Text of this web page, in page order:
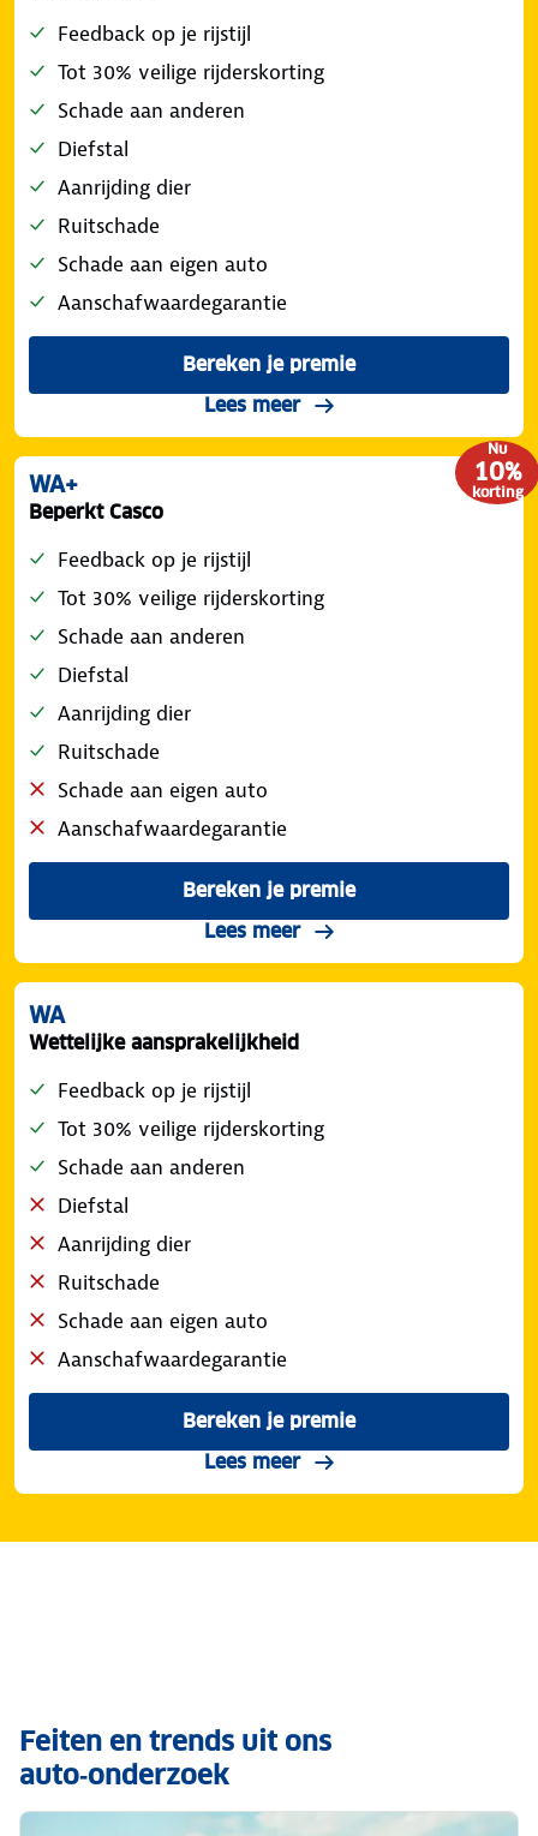
Feedback op je rijstijl
Tot 30% veilige rijderskorting
Schade aan anderen
Diefstal
Aanrijding dier
Ruitschade
Schade aan eigen auto
Aanschafwaardegarantie
Bereken je premievoor de ANWB Veilig
Lees meerover de Volledig Casco
Nu
10%
korting
WA+
Beperkt Casco
Feedback op je rijstijl
Tot 30% veilige rijderskorting
Schade aan anderen
Diefstal
Aanrijding dier
Ruitschade
Schade aan eigen auto
Aanschafwaardegarantie
Bereken je premievoor de ANWB Veilig
Lees meerover de Beperkt Casco
WA
Wettelijke aansprakelijkheid
Feedback op je rijstijl
Tot 30% veilige rijderskorting
Schade aan anderen
Diefstal
Aanrijding dier
Ruitschade
Schade aan eigen auto
Aanschafwaardegarantie
Bereken je premievoor de ANWB Veilig
Lees meerover de WA dekking
Feiten en trends uit ons
auto‑onderzoek